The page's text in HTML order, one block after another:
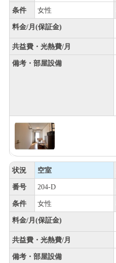
条件 女性
料金/月(保証金)
共益費・光熱費/月
備考・部屋設備
状況 空室
番号 204-D
条件 女性
料金/月(保証金)
共益費・光熱費/月
備考・部屋設備